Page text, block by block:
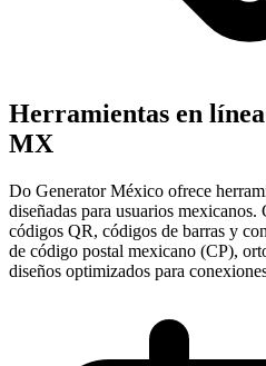
Herramientas en
MX
Do Generator México ofrece
diseñadas para usuarios mexicanos.
códigos QR, códigos de barras y
de código postal mexicano (CP),
diseños optimizados para